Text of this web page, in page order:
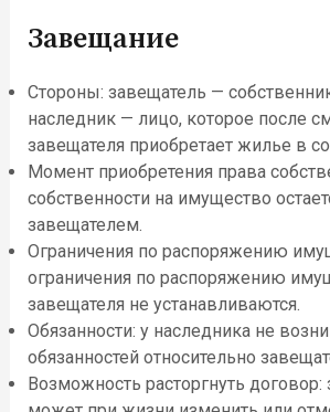
Завещание
Стороны: завещатель —
наследник — лицо, которое после
завещателя приобретает жилье в
Момент приобретения права
собственности на имущество
завещателем.
Ограничения по распоряжению
ограничения по распоряжению
завещателя не устанавливаются.
Обязанности: у наследника не
обязанностей относительно
Возможность расторгнуть договор: